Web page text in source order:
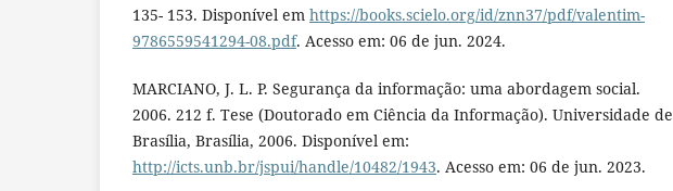
135- 153. Disponível em https://books.scielo.org/id/znn37/pdf/valentim-
9786559541294-08.pdf. Acesso em: 06 de jun. 2024.
MARCIANO, J. L. P. Segurança da informação: uma abordagem social.
2006. 212 f. Tese (Doutorado em Ciência da Informação). Universidade de
Brasília, Brasília, 2006. Disponível em:
http://icts.unb.br/jspui/handle/10482/1943. Acesso em: 06 de jun. 2023.